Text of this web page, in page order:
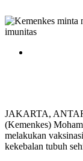
JAKARTA,
(Kemenkes)
melakukan
kekebalan tubuh